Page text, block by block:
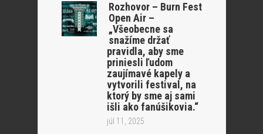
Rozhovor – Burn Fest
Open Air –
„Všeobecne sa
snažíme držať
pravidla, aby sme
priniesli ľudom
zaujímavé kapely a
vytvorili festival, na
ktorý by sme aj sami
išli ako fanúšikovia.“
júl 11, 2025